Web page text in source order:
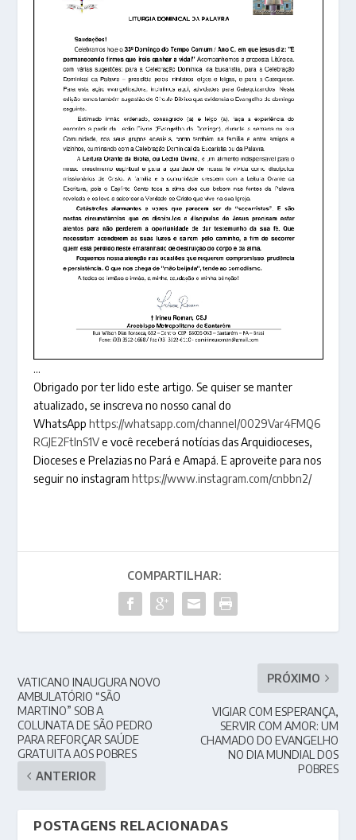
…
Obrigado por ter lido este artigo. Se quiser se manter
atualizado, se inscreva no nosso canal do
WhatsApphttps://whatsapp.com/channel/0029Var4FMQ6
RGJE2FtlnS1Ve você receberá notícias das Arquidioceses,
Dioceses e Prelazias no Pará e Amapá. E aproveite para nos
seguir no instagram https://www.instagram.com/cnbbn2/
COMPARTILHAR:
VATICANO INAUGURA NOVO
AMBULATÓRIO “SÃO
MARTINO” SOB A
COLUNATA DE SÃO PEDRO
PARA REFORÇAR SAÚDE
GRATUITA AOS POBRES
ANTERIOR
PRÓXIMO
VIGIAR COM ESPERANÇA,
SERVIR COM AMOR: UM
CHAMADO DO EVANGELHO
NO DIA MUNDIAL DOS
POBRES
POSTAGENS RELACIONADAS